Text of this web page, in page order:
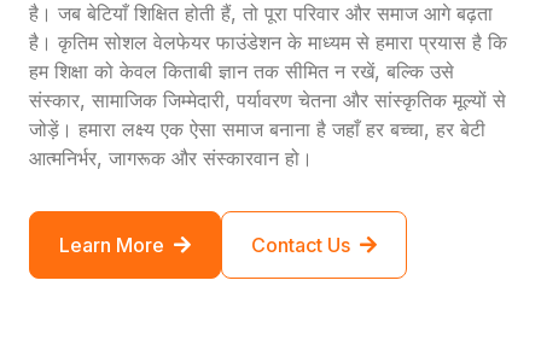
है। जब बेटियाँ शिक्षित होती हैं, तो पूरा परिवार और समाज आगे बढ़ता
है। कृतिम सोशल वेलफेयर फाउंडेशन के माध्यम से हमारा प्रयास है कि
हम शिक्षा को केवल किताबी ज्ञान तक सीमित न रखें, बल्कि उसे
संस्कार, सामाजिक जिम्मेदारी, पर्यावरण चेतना और सांस्कृतिक मूल्यों से
जोड़ें। हमारा लक्ष्य एक ऐसा समाज बनाना है जहाँ हर बच्चा, हर बेटी
आत्मनिर्भर, जागरूक और संस्कारवान हो।
Learn More Contact Us